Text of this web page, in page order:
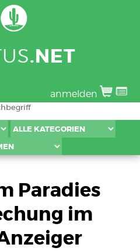
.NET
anmelden
Paradies
im